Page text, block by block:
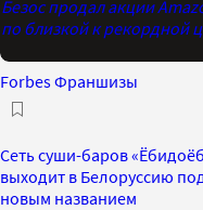
Безос продал акции
по близкой к рекордной
Forbes Франшизы
Сеть суши-баров
выходит в Белоруссию под
новым названием